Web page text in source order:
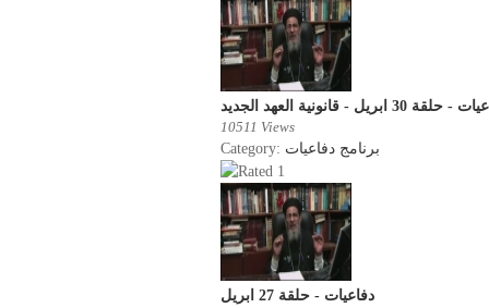
30 ابريل - قانونية العهد الجديد
10511 Views
Category: برنامج دفاعيات
دفاعيات - حلقة 27 ابريل